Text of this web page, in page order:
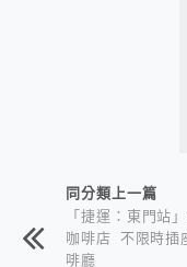
同分類上一篇
「捷運：東門站
咖啡店 不限時插
啡廳